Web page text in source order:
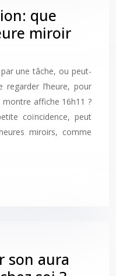
que
miroir
une tâche, ou peut-
l’heure, pour
affiche 16h11 ?
coïncidence, peut
miroirs, comme
son aura